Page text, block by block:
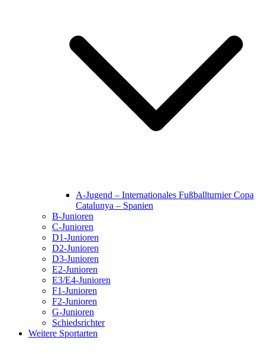
A-Jugend – Internationales Fußballturnier Copa
Catalunya – Spanien
B-Junioren
C-Junioren
D1-Junioren
D2-Junioren
D3-Junioren
E2-Junioren
E3/E4-Junioren
F1-Junioren
F2-Junioren
G-Junioren
Schiedsrichter
Weitere Sportarten